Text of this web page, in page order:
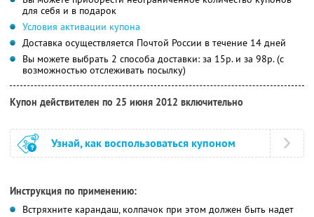
для себя и в подарок
Условия активации купона
Доставка осуществляется Почтой России в течение 14 дней
Вы можете выбрать 2 способа доставки: за 15р. и за 98р. (с
возможностью отслеживать посылку)
Купон действителен по 25 июня 2012 включительно
Узнай, как воспользоваться купоном
Инструкция по применению:
Встряхните карандаш, колпачок при этом должен быть надет